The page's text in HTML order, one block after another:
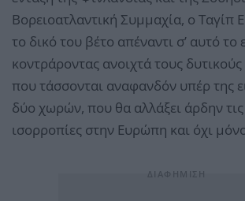
Βορειοατλαντική Συμμαχία, ο Ταγίπ
το δικό του βέτο απέναντι σ’ αυτό το
κοντράροντας ανοιχτά τους
που τάσσονται αναφανδόν υπέρ της
δύο χωρών, που θα αλλάξει άρδην τις
ισορροπίες στην Ευρώπη και όχι